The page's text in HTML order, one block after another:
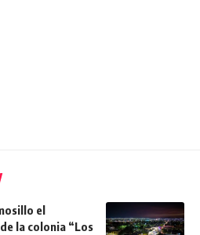
el
la colonia “Los